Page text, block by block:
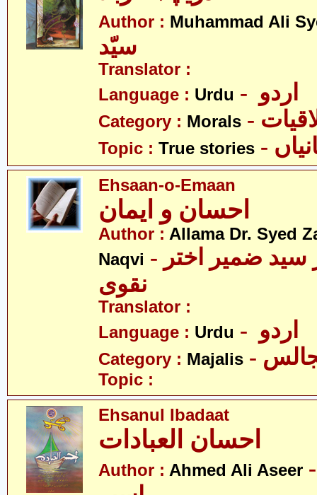
Author : Muhammad Ali
سیّد
Translator :
Language : Urdu
Category : Morals
Topic : True stories
Ehsaan-o-Emaan
Author : Allama Dr. Syed
Naqvi - علامہ ڈاکٹر سید ضمیر اختر
نقوی
Translator :
Language : Urdu
Category : Majalis
Topic :
Ehsanul Ibadaat
Author : Ahmed Ali Aseer